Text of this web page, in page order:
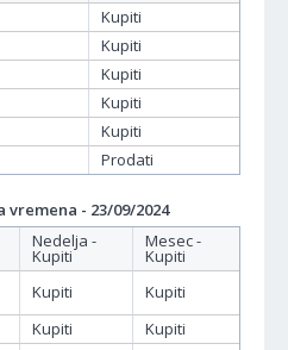
Kupiti
Kupiti
Kupiti
Kupiti
Kupiti
Prodati
vremena - 23/09/2024
Nedelja -
Kupiti
Mesec -
Kupiti
Kupiti
Kupiti
Kupiti
Kupiti